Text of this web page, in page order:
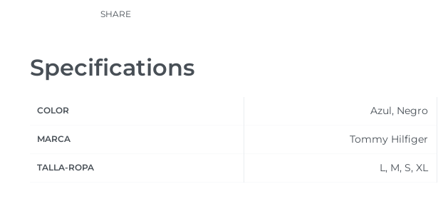
SHARE
Specifications
COLOR Azul, Negro
MARCA Tommy Hilfiger
TALLA-ROPA L, M, S, XL